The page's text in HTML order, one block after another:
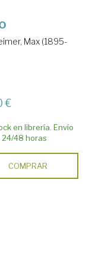
Max (1895-
€
en librería. Envío
24/48 horas
COMPRAR